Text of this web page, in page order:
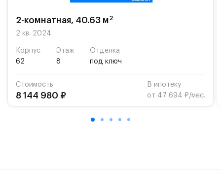
На территории квартала возведут детский сад и
возможность посещения частной гимназии
«Жуковка».
Для автомобилистов — закрытые озеленённые
парковки.
Территория квартала приватная, въезд
осуществляется по пропускам.#yan19-2r1333933#
2-комнатная, 40.63 м2
2 кв. 2024
Корпус
62
Этаж
8
Отделка
под ключ
Стоимость
8 144 980 ₽
В ипотеку
от 47 694 ₽/мес.